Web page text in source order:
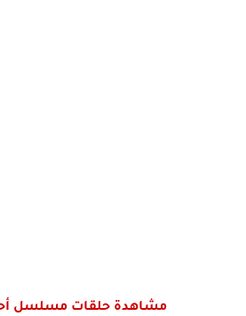
مشاهدة حلقات مسلسل